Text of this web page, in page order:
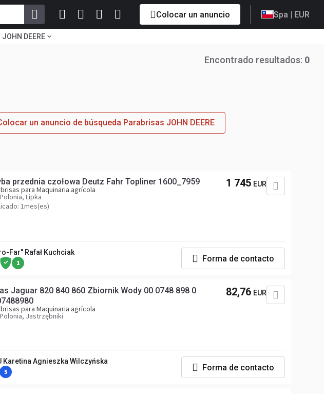
Colocar un anuncio Spa | EUR
JOHN DEERE
Encontrado resultados: 0
un anuncio de búsqueda Parabrisas JOHN DEERE
przednia czołowa Deutz Fahr Topliner 1600_7959
para Maquinaria agrícola
Polonia, Lipka
1mes(es)
1 745 EUR
Far" Rafał Kuchciak
1 Forma de contacto
Jaguar 820 840 860 Zbiornik Wody 00 0748 898 0
para Maquinaria agrícola
Polonia, Jastrzębniki
82,76 EUR
Karetina Agnieszka Wilczyńska
5 Forma de contacto